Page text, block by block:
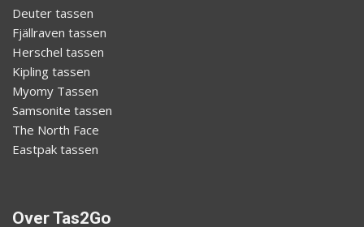
Deuter tassen
Fjällraven tassen
Herschel tassen
Kipling tassen
Myomy Tassen
Samsonite tassen
The North Face
Eastpak tassen
Over Tas2Go